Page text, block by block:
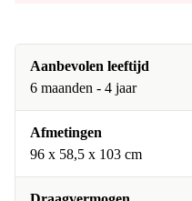
Aanbevolen leeftijd
6 maanden - 4 jaar
Afmetingen
96 x 58,5 x 103 cm